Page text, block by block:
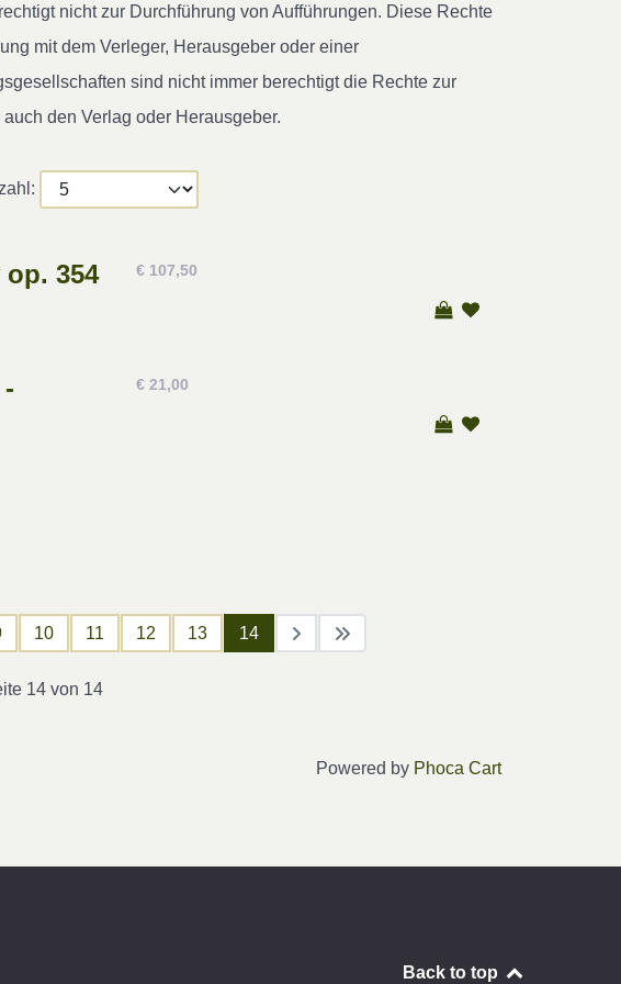
nicht zur Durchführung von Aufführungen. Diese Rechte
mit dem Verleger, Herausgeber oder einer
sind nicht immer berechtigt die Rechte zur
den Verlag oder Herausgeber.
354 € 107,50
€ 21,00
10 11 12 13 14
14 von 14
Powered by Phoca Cart
Back to top